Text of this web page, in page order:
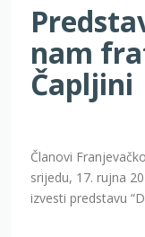
nam
Čapljini
Članovi
srijedu, 17. rujna
izvesti predstavu